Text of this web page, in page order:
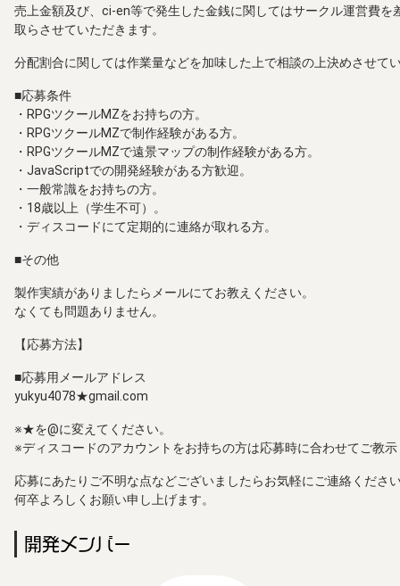
売上金額及び、ci-en等で発生した金銭に関してはサークル運営費
取らさせていただきます。
分配割合に関しては作業量などを加味した上で相談の上決めさせて
■応募条件
・RPGツクールMZをお持ちの方。
・RPGツクールMZで制作経験がある方。
・RPGツクールMZで遠景マップの制作経験がある方。
・JavaScriptでの開発経験がある方歓迎。
・一般常識をお持ちの方。
・18歳以上（学生不可）。
・ディスコードにて定期的に連絡が取れる方。
■その他
製作実績がありましたらメールにてお教えください。
なくても問題ありません。
【応募方法】
■応募用メールアドレス
yukyu4078★gmail.com
※★を@に変えてください。
※ディスコードのアカウントをお持ちの方は応募時に合わせてご教
応募にあたりご不明な点などございましたらお気軽にご連絡くださ
何卒よろしくお願い申し上げます。
開発メンバー